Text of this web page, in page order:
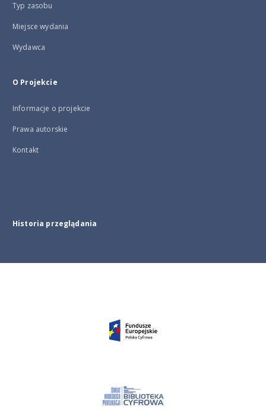
Typ zasobu
Miejsce wydania
Wydawca
O Projekcie
Informacje o projekcie
Prawa autorskie
Kontakt
Historia przeglądania